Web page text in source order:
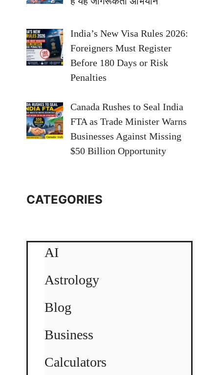
India’s New Visa Rules 2026:
Foreigners Must Register
Before 180 Days or Risk
Penalties
Canada Rushes to Seal India
FTA as Trade Minister Warns
Businesses Against Missing
$50 Billion Opportunity
CATEGORIES
AI
Astrology
Blog
Business
Calculators